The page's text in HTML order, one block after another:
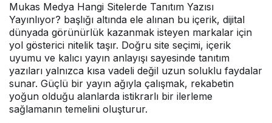
Mukas Medya Hangi Sitelerde Tanıtım Yazısı
Yayınlıyor? başlığı altında ele alınan bu içerik, dijital
dünyada görünürlük kazanmak isteyen markalar için
yol gösterici nitelik taşır. Doğru site seçimi, içerik
uyumu ve kalıcı yayın anlayışı sayesinde tanıtım
yazıları yalnızca kısa vadeli değil uzun soluklu faydalar
sunar. Güçlü bir yayın ağıyla çalışmak, rekabetin
yoğun olduğu alanlarda istikrarlı bir ilerleme
sağlamanın temelini oluşturur.